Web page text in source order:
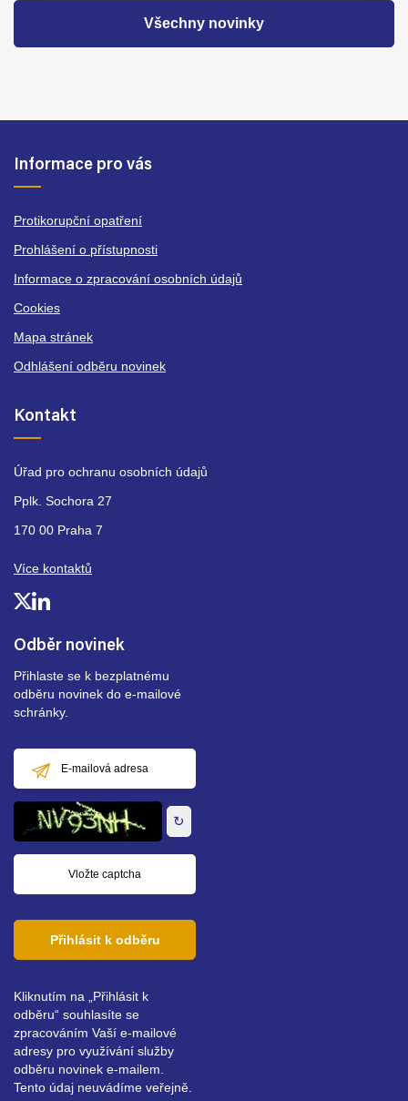
Všechny novinky
Odběr novinek
Přihlaste se k bezplatnému
odběru novinek do e-mailové
schránky.
mailová
adresa
↻
Přihlásit k odběru
Kliknutím na „Přihlásit k
odběru“ souhlasíte se
zpracováním Vaší e-mailové
adresy pro využívání služby
odběru novinek e-mailem.
Tento údaj neuvádíme veřejně.
Informace pro vás
Protikorupční opatření
Prohlášení o přístupnosti
Informace o zpracování osobních údajů
Cookies
Mapa stránek
Odhlášení odběru novinek
Kontakt
Úřad pro ochranu osobních údajů
Pplk. Sochora 27
170 00 Praha 7
Více kontaktů